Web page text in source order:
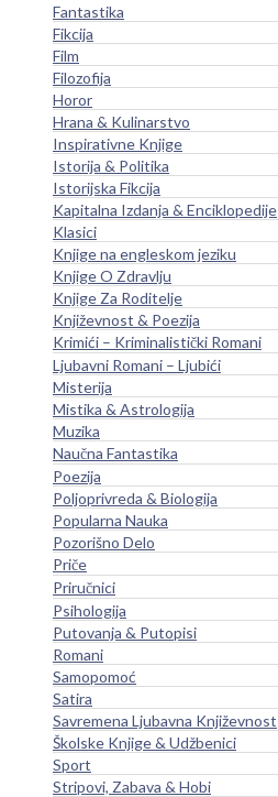
Fantastika
Fikcija
Film
Filozofija
Horor
Hrana & Kulinarstvo
Inspirativne Knjige
Istorija & Politika
Istorijska Fikcija
Kapitalna Izdanja & Enciklopedije
Klasici
Knjige na engleskom jeziku
Knjige O Zdravlju
Knjige Za Roditelje
Književnost & Poezija
Krimići – Kriminalistički Romani
Ljubavni Romani – Ljubići
Misterija
Mistika & Astrologija
Muzika
Naučna Fantastika
Poezija
Poljoprivreda & Biologija
Popularna Nauka
Pozorišno Delo
Priče
Priručnici
Psihologija
Putovanja & Putopisi
Romani
Samopomoć
Satira
Savremena Ljubavna Književnost
Školske Knjige & Udžbenici
Sport
Stripovi, Zabava & Hobi